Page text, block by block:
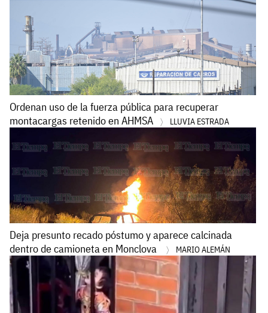
Ordenan uso de la fuerza pública para recuperar
montacargas retenido en AHMSA
LLUVIA ESTRADA
Deja presunto recado póstumo y aparece calcinada
dentro de camioneta en Monclova
MARIO ALEMÁN